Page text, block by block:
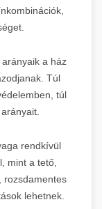
a ház
Túl
túl
rendkívül
mint a tető,
rozsdamentes
lehetnek.